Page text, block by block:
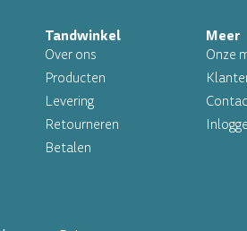
Tandwinkel
Over ons
Producten
Levering
Retourneren
Betalen
Meer
Onze